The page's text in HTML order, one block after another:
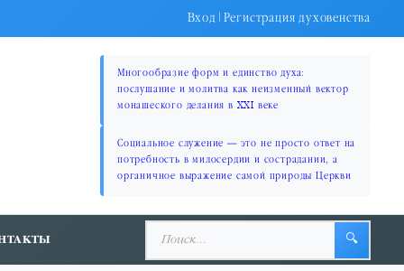
Вход|Регистрация духовенства
Многообразие форм и единство духа:
послушание и молитва как неизменный вектор
монашеского делания в XXI веке
Социальное служение — это не просто ответ на
потребность в милосердии и сострадании, а
органичное выражение самой природы Церкви
🔍